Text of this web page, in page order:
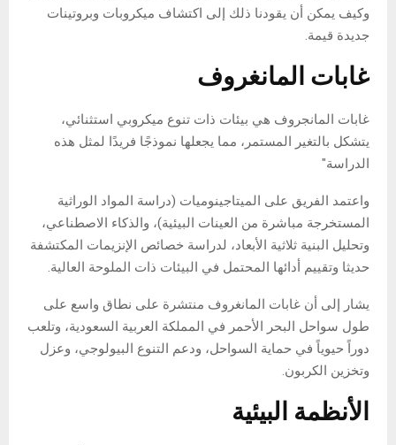
وكيف يمكن أن يقودنا ذلك إلى اكتشاف ميكروبات وبروتينات
جديدة قيمة.
غابات المانغروف
غابات المانجروف هي بيئات ذات تنوع ميكروبي استثنائي،
يتشكل بالتغير المستمر، مما يجعلها نموذجًا فريدًا لمثل هذه
الدراسة"
واعتمد الفريق على الميتاجينوميات (دراسة المواد الوراثية
المستخرجة مباشرة من العينات البيئية)، والذكاء الاصطناعي،
وتحليل البنية ثلاثية الأبعاد، لدراسة خصائص الإنزيمات المكتشفة
حديثا وتقييم أدائها المحتمل في البيئات ذات الملوحة العالية.
يشار إلى أن غابات المانغروف منتشرة على نطاق واسع على
طول سواحل البحر الأحمر في المملكة العربية السعودية، وتلعب
دوراً حيوياً في حماية السواحل، ودعم التنوع البيولوجي، وعزل
وتخزين الكربون.
الأنظمة البيئية